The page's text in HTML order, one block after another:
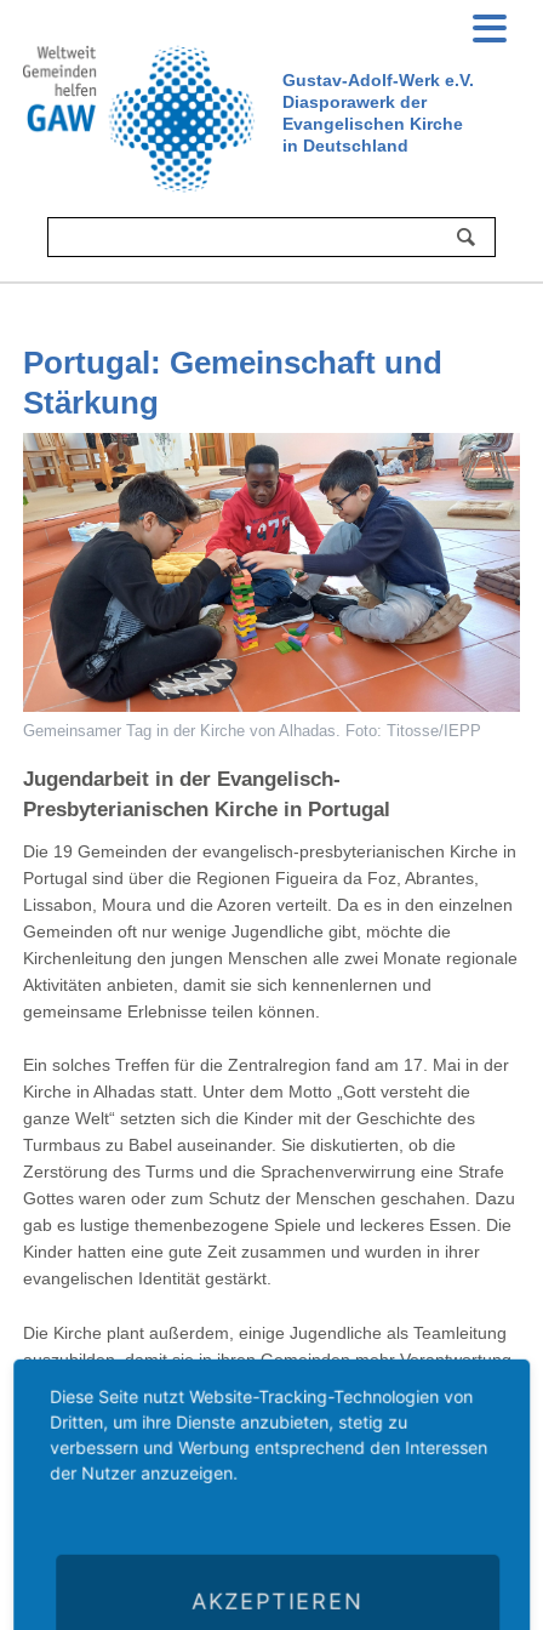
Gustav-Adolf-Werk e.V.
Diasporawerk der
Evangelischen Kirche
in Deutschland
Portugal: Gemeinschaft und
Stärkung
Gemeinsamer Tag in der Kirche von Alhadas. Foto: Titosse/IEPP
Jugendarbeit in der Evangelisch-
Presbyterianischen Kirche in Portugal
Die 19 Gemeinden der evangelisch-presbyterianischen Kirche in
Portugal sind über die Regionen Figueira da Foz, Abrantes,
Lissabon, Moura und die Azoren verteilt. Da es in den einzelnen
Gemeinden oft nur wenige Jugendliche gibt, möchte die
Kirchenleitung den jungen Menschen alle zwei Monate regionale
Aktivitäten anbieten, damit sie sich kennenlernen und
gemeinsame Erlebnisse teilen können.
Ein solches Treffen für die Zentralregion fand am 17. Mai in der
Kirche in Alhadas statt. Unter dem Motto „Gott versteht die
ganze Welt“ setzten sich die Kinder mit der Geschichte des
Turmbaus zu Babel auseinander. Sie diskutierten, ob die
Zerstörung des Turms und die Sprachenverwirrung eine Strafe
Gottes waren oder zum Schutz der Menschen geschahen. Dazu
gab es lustige themenbezogene Spiele und leckeres Essen. Die
Kinder hatten eine gute Zeit zusammen und wurden in ihrer
evangelischen Identität gestärkt.
Die Kirche plant außerdem, einige Jugendliche als Teamleitung
auszubilden, damit sie in ihren Gemeinden mehr Verantwortung
in der Jugendarbeit übernehmen können.
Helfen Sie mit, die Kinder- und
Jugendarbeit unserer Partnerkirche in
Diese Seite nutzt Website-Tracking-Technologien von
Dritten, um ihre Dienste anzubieten, stetig zu
verbessern und Werbung entsprechend den Interessen
der Nutzer anzuzeigen.
AKZEPTIEREN